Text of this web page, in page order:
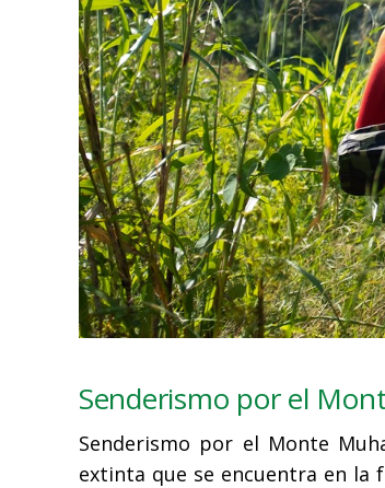
Senderismo por el
Senderismo por el Monte
extinta que se encuentra en la